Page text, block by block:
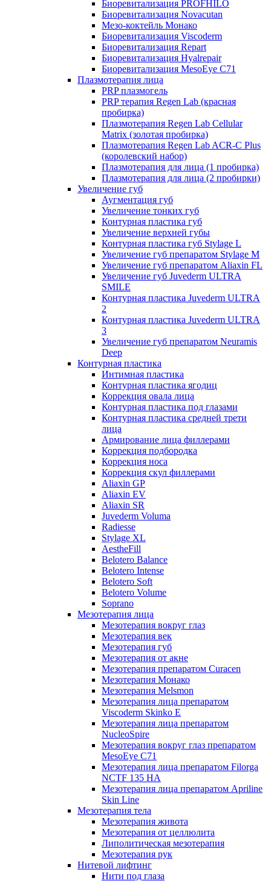
Биоревитализация PROFHILO
Биоревитализация Novacutan
Мезо-коктейль Монако
Биоревитализация Viscoderm
Биоревитализация Repart
Биоревитализация Hyalrepair
Биоревитализация MesoEye C71
Плазмотерапия лица
PRP плазмогель
PRP терапия Regen Lab (красная
пробирка)
Плазмотерапия Regen Lab Cellular
Matrix (золотая пробирка)
Плазмотерапия Regen Lab ACR-C Plus
(королевский набор)
Плазмотерапия для лица (1 пробирка)
Плазмотерапия для лица (2 пробирки)
Увеличение губ
Аугментация губ
Увеличение тонких губ
Контурная пластика губ
Увеличение верхней губы
Контурная пластика губ Stylage L
Увеличение губ препаратом Stylage M
Увеличение губ препаратом Aliaxin FL
Увеличение губ Juvederm ULTRA
SMILE
Контурная пластика Juvederm ULTRA
2
Контурная пластика Juvederm ULTRA
3
Увеличение губ препаратом Neuramis
Deep
Контурная пластика
Интимная пластика
Контурная пластика ягодиц
Коррекция овала лица
Контурная пластика под глазами
Контурная пластика средней трети
лица
Армирование лица филлерами
Коррекция подбородка
Коррекция носа
Коррекция скул филлерами
Aliaxin GP
Aliaxin EV
Aliaxin SR
Juvederm Voluma
Radiesse
Stylage XL
AestheFill
Belotero Balance
Belotero Intense
Belotero Soft
Belotero Volume
Soprano
Мезотерапия лица
Мезотерапия вокруг глаз
Мезотерапия век
Мезотерапия губ
Мезотерапия от акне
Мезотерапия препаратом Curacen
Мезотерапия Монако
Мезотерапия Melsmon
Мезотерапия лица препаратом
Viscoderm Skinko E
Мезотерапия лица препаратом
NucleoSpire
Мезотерапия вокруг глаз препаратом
MesoEye С71
Мезотерапия лица препаратом Filorga
NCTF 135 HA
Мезотерапия лица препаратом Apriline
Skin Line
Мезотерапия тела
Мезотерапия живота
Мезотерапия от целлюлита
Липолитическая мезотерапия
Мезотерапия рук
Нитевой лифтинг
Нити под глаза